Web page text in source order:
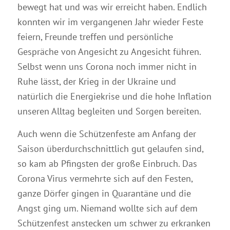
bewegt hat und was wir erreicht haben. Endlich
konnten wir im vergangenen Jahr wieder Feste
feiern, Freunde treffen und persönliche
Gespräche von Angesicht zu Angesicht führen.
Selbst wenn uns Corona noch immer nicht in
Ruhe lässt, der Krieg in der Ukraine und
natürlich die Energiekrise und die hohe Inflation
unseren Alltag begleiten und Sorgen bereiten.
Auch wenn die Schützenfeste am Anfang der
Saison überdurchschnittlich gut gelaufen sind,
so kam ab Pfingsten der große Einbruch. Das
Corona Virus vermehrte sich auf den Festen,
ganze Dörfer gingen in Quarantäne und die
Angst ging um. Niemand wollte sich auf dem
Schützenfest anstecken um schwer zu erkranken